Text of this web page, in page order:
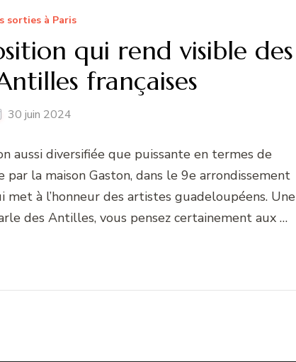
sorties à Paris
qui rend visible des
françaises
30 juin 2024
aussi diversifiée que puissante en termes de
la maison Gaston, dans le 9e arrondissement
met à l’honneur des artistes guadeloupéens. Une
des Antilles, vous pensez certainement aux …